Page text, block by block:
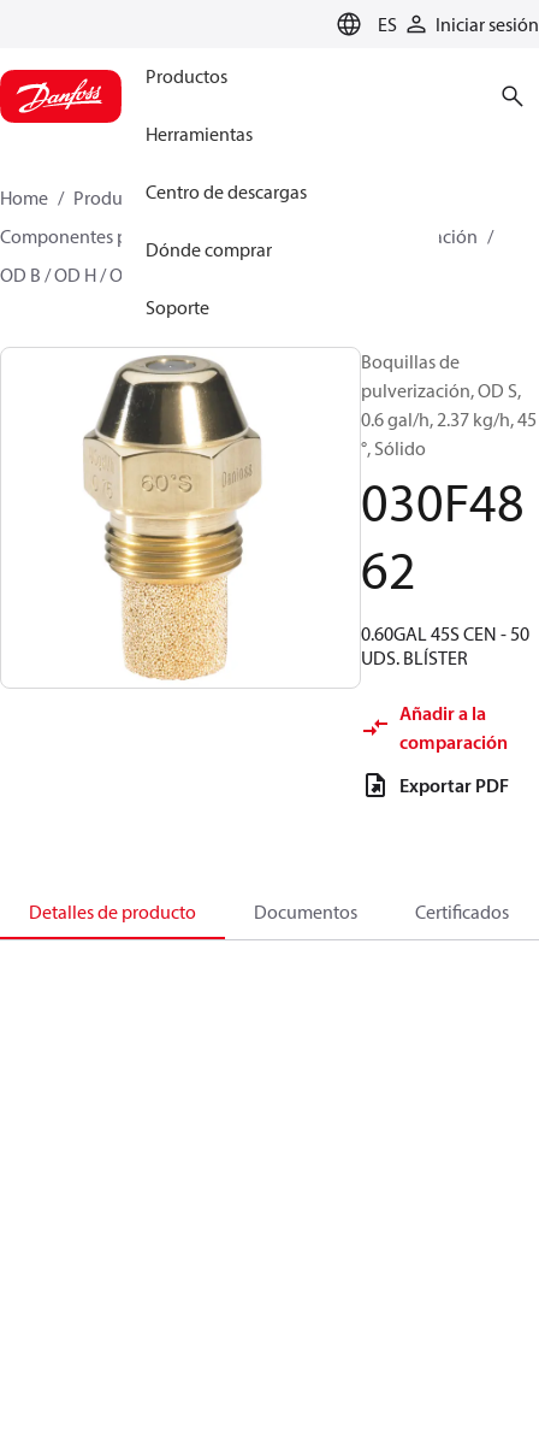
ES Iniciar sesión
Productos
Herramientas
Centro de descargas
Dónde comprar
Soporte
Home Productos
Climate Solutions for heating
Componentes para quemador
Boquillas de pulverización
OD B / OD H / OD S
Boquillas de
pulverización, OD S,
0.6 gal/h, 2.37 kg/h, 45
°, Sólido
030F48
62
0.60GAL 45S CEN - 50
UDS. BLÍSTER
Añadir a la
comparación
Exportar PDF
Detalles de producto Documentos Certificados